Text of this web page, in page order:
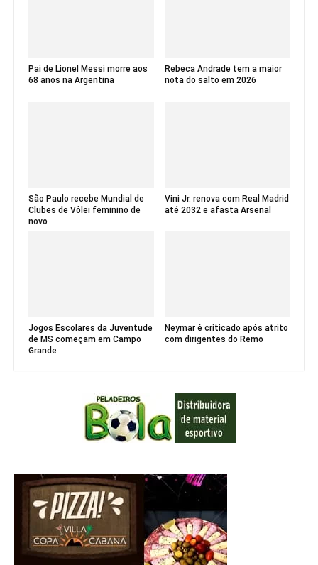
Pai de Lionel Messi morre aos
68 anos na Argentina
Rebeca Andrade tem a maior
nota do salto em 2026
São Paulo recebe Mundial de
Clubes de Vôlei feminino de
novo
Vini Jr. renova com Real Madrid
até 2032 e afasta Arsenal
Jogos Escolares da Juventude
de MS começam em Campo
Grande
Neymar é criticado após atrito
com dirigentes do Remo